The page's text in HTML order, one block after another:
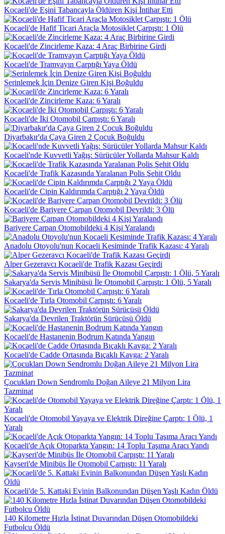
Kocaeli'de Eşini Tabancayla Öldüren Kişi İntihar Etti
Kocaeli'de Hafif Ticari Araçla Motosiklet Çarpıştı: 1 Ölü
Kocaeli'de Zincirleme Kaza: 4 Araç Birbirine Girdi
Kocaeli'de Tramvayın Çarptığı Yaya Öldü
Serinlemek İçin Denize Giren Kişi Boğuldu
Kocaeli'de Zincirleme Kaza: 6 Yaralı
Kocaeli'de İki Otomobil Çarpıştı: 6 Yaralı
Diyarbakır'da Çaya Giren 2 Çocuk Boğuldu
Kocaeli'nde Kuvvetli Yağış: Sürücüler Yollarda Mahsur Kaldı
Kocaeli'de Trafik Kazasında Yaralanan Polis Şehit Oldu
Kocaeli'de Cipin Kaldırımda Çarptığı 2 Yaya Öldü
Kocaeli'de Bariyere Çarpan Otomobil Devrildi: 3 Ölü
Bariyere Çarpan Otomobildeki 4 Kişi Yaralandı
Anadolu Otoyolu'nun Kocaeli Kesiminde Trafik Kazası: 4 Yaralı
Alper Gezeravcı Kocaeli'de Trafik Kazası Geçirdi
Sakarya'da Servis Minibüsü İle Otomobil Çarpıştı: 1 Ölü, 5 Yaralı
Kocaeli'de Tırla Otomobil Çarpıştı: 6 Yaralı
Sakarya'da Devrilen Traktörün Sürücüsü Öldü
Kocaeli'de Hastanenin Bodrum Katında Yangın
Kocaeli'de Cadde Ortasında Bıçaklı Kavga: 2 Yaralı
Çocukları Down Sendromlu Doğan Aileye 21 Milyon Lira
Tazminat
Kocaeli'de Otomobil Yayaya ve Elektrik Direğine Çarptı: 1 Ölü, 1
Yaralı
Kocaeli'de Açık Otoparkta Yangın: 14 Toplu Taşıma Aracı Yandı
Kayseri'de Minibüs İle Otomobil Çarpıştı: 11 Yaralı
Kocaeli'de 5. Kattaki Evinin Balkonundan Düşen Yaşlı Kadın Öldü
140 Kilometre Hızla İstinat Duvarından Düşen Otomobildeki
Futbolcu Öldü